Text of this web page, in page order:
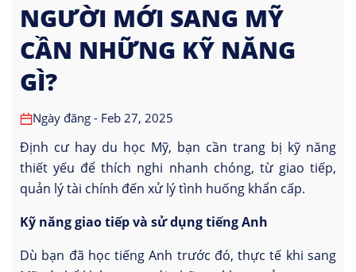
NGƯỜI MỚI SANG MỸ
CẦN NHỮNG KỸ NĂNG
GÌ?
Ngày đăng - Feb 27, 2025
Định cư hay du học Mỹ, bạn cần trang bị kỹ năng
thiết yếu để thích nghi nhanh chóng, từ giao tiếp,
quản lý tài chính đến xử lý tình huống khẩn cấp.
Kỹ năng giao tiếp và sử dụng tiếng Anh
Dù bạn đã học tiếng Anh trước đó, thực tế khi sang